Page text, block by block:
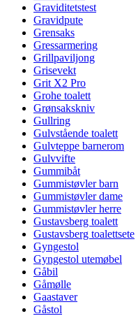
Graviditetstest
Gravidpute
Grensaks
Gressarmering
Grillpaviljong
Grisevekt
Grit X2 Pro
Grohe toalett
Grønsakskniv
Gullring
Gulvstående toalett
Gulvteppe barnerom
Gulvvifte
Gummibåt
Gummistøvler barn
Gummistøvler dame
Gummistøvler herre
Gustavsberg toalett
Gustavsberg toalettsete
Gyngestol
Gyngestol utemøbel
Gåbil
Gåmølle
Gaastaver
Gåstol